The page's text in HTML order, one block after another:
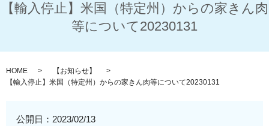
【輸入停止】米国（特定州）からの家きん肉
等について20230131
HOME
【お知らせ】
【輸入停止】米国（特定州）からの家きん肉等について20230131
公開日： 2023/02/13